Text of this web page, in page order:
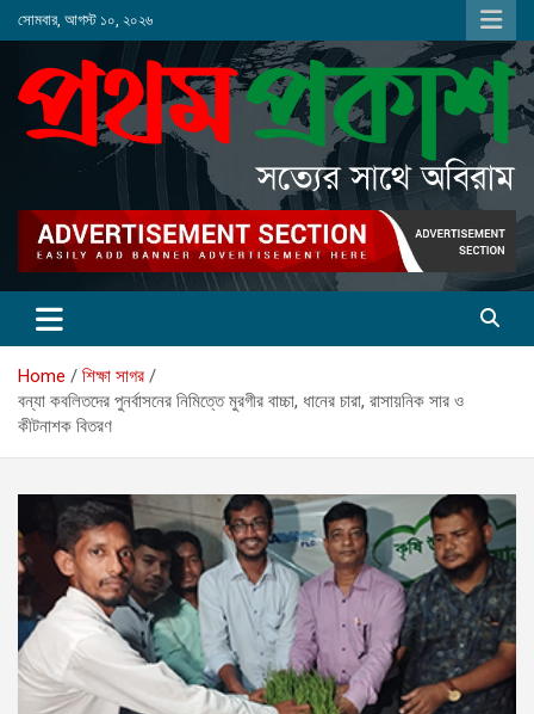
Skip
to
সোমবার, আগস্ট ১০, ২০২৬
Home
শিক্ষা সাগর
বন্যা কবলিতদের পুনর্বাসনের নিমিত্তে মুরগীর বাচ্চা, ধানের চারা, রাসায়নিক সার ও
কীটনাশক বিতরণ